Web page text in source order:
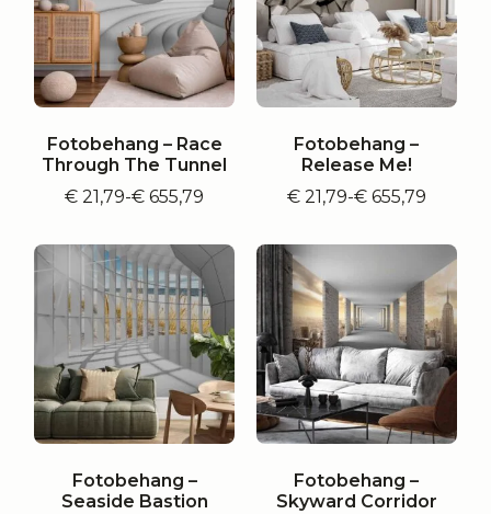
Fotobehang – Race
Through The Tunnel
€ 21,79-€ 655,79
Prijsklasse:
tot
€ 655,79
Fotobehang –
Release Me!
€21,79-€655,79
Prijsklasse:
tot
Fotobehang –
Seaside Bastion
Fotobehang –
Skyward Corridor